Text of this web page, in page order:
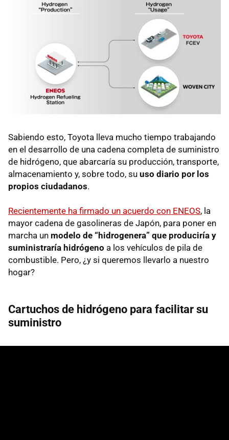
Sabiendo esto, Toyota lleva mucho tiempo trabajando
en el desarrollo de una cadena completa de suministro
de hidrógeno, que abarcaría su producción, transporte,
almacenamiento y, sobre todo, su uso diario por los
propios ciudadanos.
Recientemente ha firmado un acuerdo con ENEOS, la
mayor cadena de gasolineras de Japón, para poner en
marcha un modelo de “hidrogenera” que produciría y
suministraría hidrógeno a los vehículos de pila de
combustible. Pero, ¿y si queremos llevarlo a nuestro
hogar?
Cartuchos de hidrógeno para facilitar su
suministro